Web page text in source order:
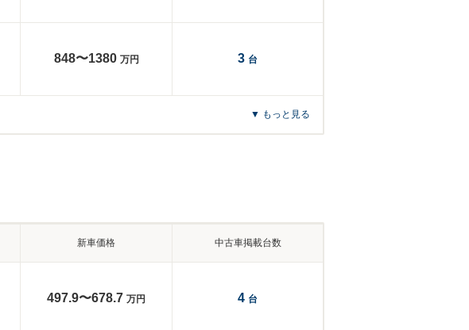
848〜1380 万円 3 台
▼ もっと見る
新車価格 中古車掲載台数
497.9〜678.7 万円 4 台